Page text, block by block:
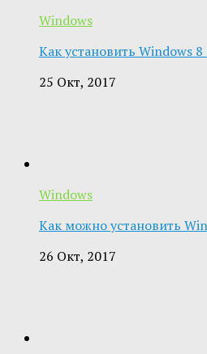
Windows
Как установить Windows
25 Окт, 2017
Windows
Как можно установить
26 Окт, 2017